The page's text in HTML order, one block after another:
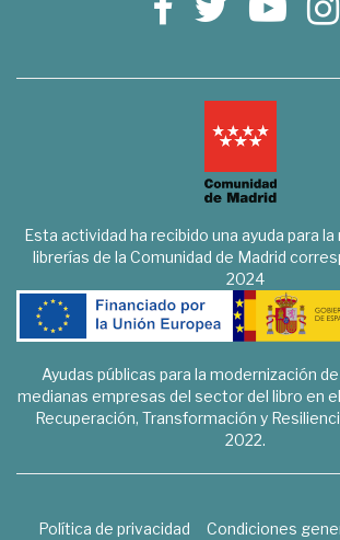
Esta actividad ha recibido una ayuda para
librerías de la Comunidad de Madrid
2024
Ayudas públicas para la modernización
medianas empresas del sector del libro en
Recuperación, Transformación y
2022.
Política de privacidad Condiciones